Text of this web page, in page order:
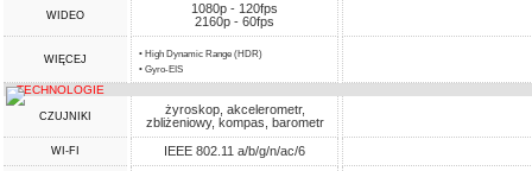
WIDEO
1080p - 120fps
2160p - 60fps
WIĘCEJ
• High Dynamic Range (HDR)
• Gyro-EIS
TECHNOLOGIE
CZUJNIKI
żyroskop, akcelerometr,
zbliżeniowy, kompas, barometr
WI-FI IEEE 802.11 a/b/g/n/ac/6